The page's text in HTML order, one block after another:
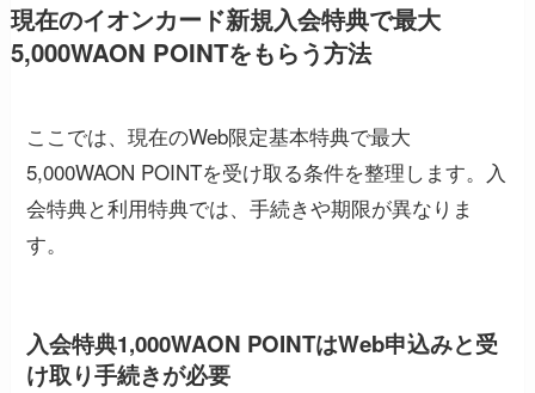
現在のイオンカード新規入会特典で最大
5,000WAON POINTをもらう方法
ここでは、現在のWeb限定基本特典で最大
5,000WAON POINTを受け取る条件を整理します。入
会特典と利用特典では、手続きや期限が異なりま
す。
入会特典1,000WAON POINTはWeb申込みと受
け取り手続きが必要